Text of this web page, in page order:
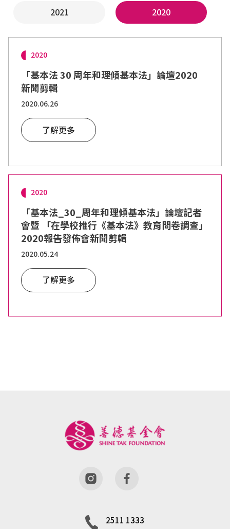
2021 2020
2020
「基本法 30 周年和理傾基本法」論壇2020
新聞剪輯
2020.06.26
了解更多
2020
「基本法_30_周年和理傾基本法」論壇記者
會暨 「在學校推行《基本法》教育問卷調查」
2020報告發佈會新聞剪輯
2020.05.24
了解更多
2511 1333